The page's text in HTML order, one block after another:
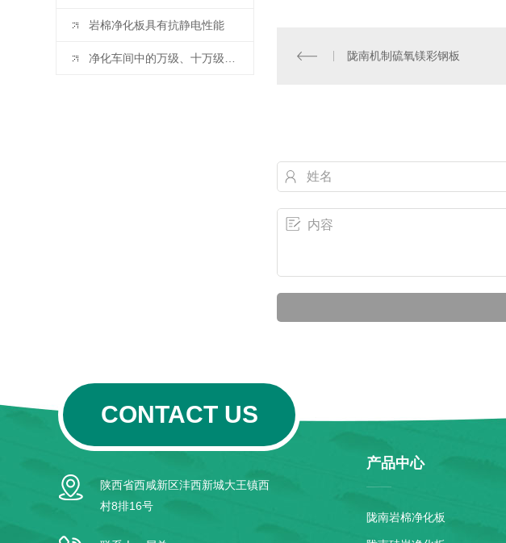
岩棉净化板具有抗静电性能
净化车间中的万级、十万级洁净室等级究竟是指什么 陇南机制硫氧镁彩钢板
CONTACT US
陕西省西咸新区沣西新城大王镇西
村8排16号
产品中心
陇南岩棉净化板